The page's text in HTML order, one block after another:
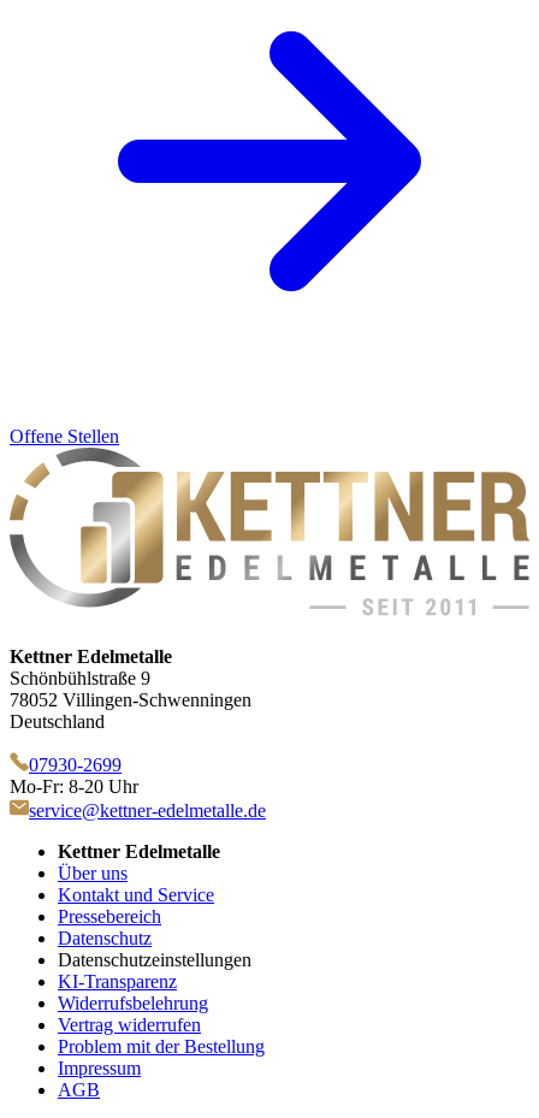
Offene Stellen
Kettner Edelmetalle
Schönbühlstraße 9
78052 Villingen-Schwenningen
Deutschland
07930-2699
Mo-Fr: 8-20 Uhr
service@kettner-edelmetalle.de
Kettner Edelmetalle
Über uns
Kontakt und Service
Pressebereich
Datenschutz
Datenschutzeinstellungen
KI-Transparenz
Widerrufsbelehrung
Vertrag widerrufen
Problem mit der Bestellung
Impressum
AGB